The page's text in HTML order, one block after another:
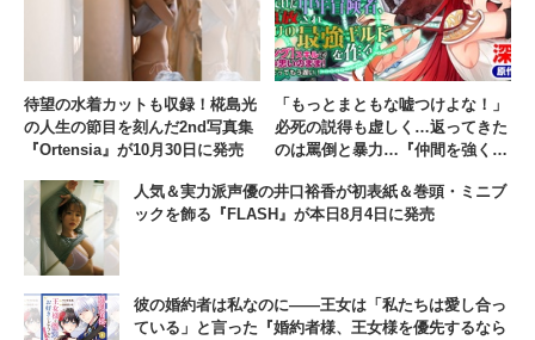
待望の水着カットも収録！椛島光
の人生の節目を刻んだ2nd写真集
『Ortensia』が10月30日に発売
「もっとまともな嘘つけよな！」
必死の説得も虚しく…返ってきた
のは罵倒と暴力…『仲間を強くす
者、追放され自分だけの最強ギル
ドを作る』【#3】
人気＆実力派声優の井口裕香が初表紙＆巻頭・ミニブ
ックを飾る『FLASH』が本日8月4日に発売
彼の婚約者は私なのに――王女は「私たちは愛し合っ
ている」と言った『婚約者様、王女様を優先するなら